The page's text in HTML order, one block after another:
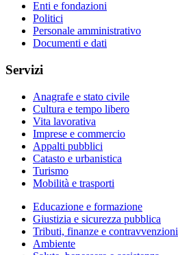
Enti e fondazioni
Politici
Personale amministrativo
Documenti e dati
Servizi
Anagrafe e stato civile
Cultura e tempo libero
Vita lavorativa
Imprese e commercio
Appalti pubblici
Catasto e urbanistica
Turismo
Mobilità e trasporti
Educazione e formazione
Giustizia e sicurezza pubblica
Tributi, finanze e contravvenzioni
Ambiente